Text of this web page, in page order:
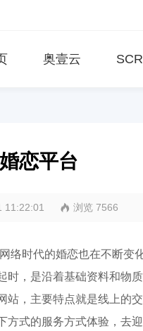
奥壹云
恋平台
11:22:01 浏览 7566
时代的婚恋也在不断变
时，是沿着基础资料和物
，主要特点就是线上的
方式的服务方式体验，去